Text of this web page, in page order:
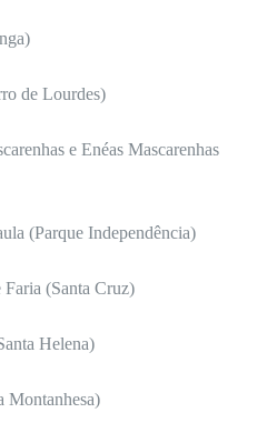
de Lourdes)
e Enéas Mascarenhas
(Parque Independência)
(Santa Cruz)
Helena)
Montanhesa)